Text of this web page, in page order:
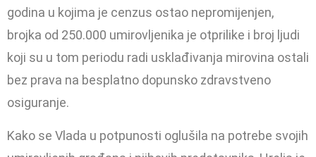
godina u kojima je cenzus ostao nepromijenjen,
brojka od 250.000 umirovljenika je otprilike i broj ljudi
koji su u tom periodu radi usklađivanja mirovina ostali
bez prava na besplatno dopunsko zdravstveno
osiguranje.
Kako se Vlada u potpunosti oglušila na potrebe svojih